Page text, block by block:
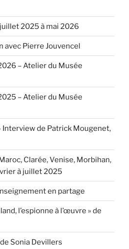
2025 à mai 2026
avec Pierre Jouvencel
– Atelier du Musée
– Atelier du Musée
Interview de Patrick Mougenet,
Clarée, Venise, Morbihan,
à juillet 2025
en partage
l’espionne à l’œuvre » de
Sonia Devillers